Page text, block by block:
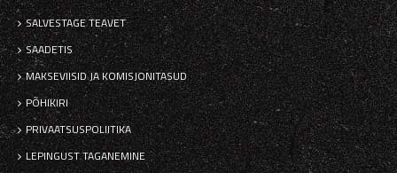
SALVESTAGE TEAVET
SAADETIS
MAKSEVIISID JA KOMISJONITASUD
PÕHIKIRI
PRIVAATSUSPOLIITIKA
LEPINGUST TAGANEMINE